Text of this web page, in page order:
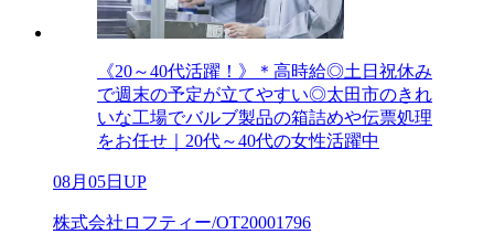
《20～40代活躍！》＊高時給◎土日祝休み
で週末の予定が立てやすい◎太田市のきれ
いな工場でバルブ製品の箱詰めや伝票処理
をお任せ｜20代～40代の女性活躍中
08月05日UP
株式会社ロフティー/OT20001796